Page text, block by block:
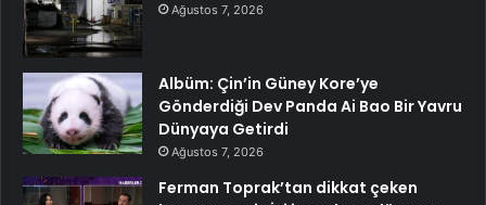
Ağustos 7, 2026
Albüm: Çin’in Güney Kore’ye
Gönderdiği Dev Panda Ai Bao Bir Yavru
Dünyaya Getirdi
Ağustos 7, 2026
Ferman Toprak’tan dikkat çeken